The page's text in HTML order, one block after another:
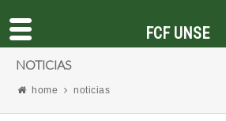
NOTICIAS
home noticias
FCF UNSE